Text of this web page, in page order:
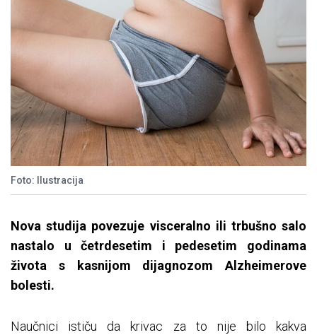
Foto: Ilustracija
Nova studija povezuje visceralno ili trbušno salo
nastalo u četrdesetim i pedesetim godinama
života s kasnijom dijagnozom Alzheimerove
bolesti.
Naučnici ističu da krivac za to nije bilo kakva